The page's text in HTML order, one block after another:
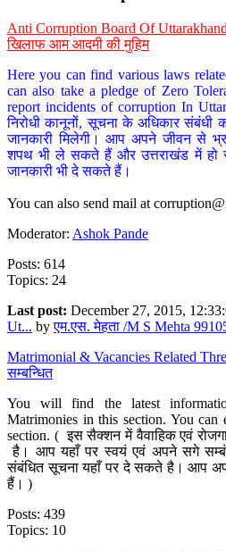
Anti Corruption Board Of
खिलाफ आम आदमी की मुहिम
Here you can find various laws
can also take a pledge of Zero
report incidents of corruption In
निरोधी कानूनों, सूचना के अधिकार संबंधी
जानकारी मिलेगी। आप अपने जीवन से
शपथ भी ले सकते हैं और उत्तराखंड में हो
जानकारी भी दे सकते हैं।
You can also send mail at
Moderator: Ashok Pande
Posts: 614
Topics: 24
Last post: December 27, 2015,
Ut... byएम.एस. मेहता /M S Mehta
Matrimonial & Vacancies Related
सम्बन्धित
You will find the latest
Matrimonies in this section. You
section. ( इस सैक्शन में वैवाहिक एवं
है। आप यहाँ पर स्वयं एवं अपने सगे
संबंधित सूचना यहाँ पर दे सकते है। आप
हैं। )
Posts: 439
Topics: 10